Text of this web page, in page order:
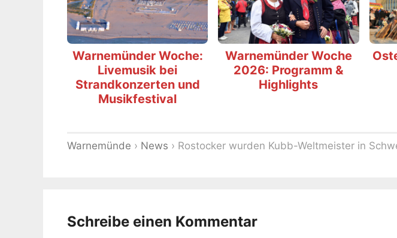
Warnemünder Woche:
Livemusik bei
Strandkonzerten und
Musikfestival
Warnemünder Woche
2026: Programm &
Highlights
Warnemünde › News › Rostocker wurden Kubb-Weltmeister in
Schreibe einen Kommentar